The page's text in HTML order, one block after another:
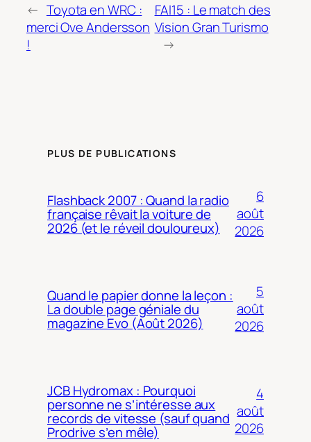
← Toyota en WRC :
merci Ove Andersson
!
FAI15 : Le match des
Vision Gran Turismo
→
PLUS DE PUBLICATIONS
Flashback 2007 : Quand la radio
française rêvait la voiture de
2026 (et le réveil douloureux)
6
août
2026
Quand le papier donne la leçon :
La double page géniale du
magazine Evo (Août 2026)
5
août
2026
JCB Hydromax : Pourquoi
personne ne s’intéresse aux
records de vitesse (sauf quand
Prodrive s’en mêle)
4
août
2026